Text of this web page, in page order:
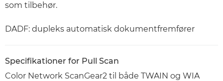
som tilbehør.
DADF: dupleks automatisk dokumentfremfører
Specifikationer for Pull Scan
Color Network ScanGear2 til både TWAIN og WIA